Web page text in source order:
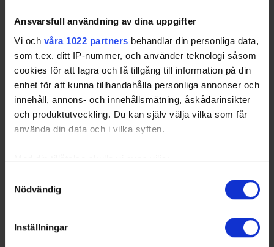
Ansvarsfull användning av dina uppgifter
Vi och våra 1022 partners behandlar din personliga data,
som t.ex. ditt IP-nummer, och använder teknologi såsom
cookies för att lagra och få tillgång till information på din
enhet för att kunna tillhandahålla personliga annonser och
innehåll, annons- och innehållsmätning, åskådarinsikter
och produktutveckling. Du kan själv välja vilka som får
använda din data och i vilka syften.
Med din tillåtelse skulle vi även vilja:
som kan ha en noggrannhet på upp till flera meter
Ta reda på mer om hur dina personliga uppgifter
Nödvändig
Inställningar
Team 18 Herr tar med sig viktiga erfarenheter
från Hlinka Gretzky Cup
spelare deltog. De bantades ned till 22 spelare som
fick åka med till andra sidan Atlanten. – Vi åkte dit